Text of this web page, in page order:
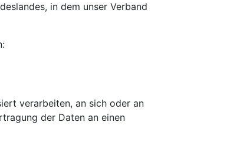
in dem unser Verband
verarbeiten, an sich oder an
der Daten an einen